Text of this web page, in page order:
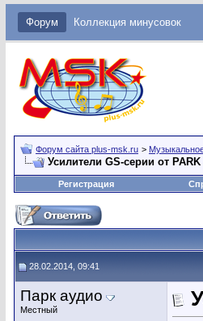
Форум Коллекция минусовок
Форум сайта plus-msk.ru >
Усилители GS-серии от PARK
Регистрация
28.02.2014, 09:41
Парк аудио
Местный